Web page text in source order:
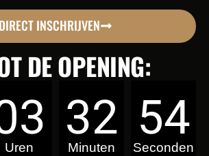
DIRECT INSCHRIJVEN
DE OPENING:
Uren
32
Minuten
52
Seconden